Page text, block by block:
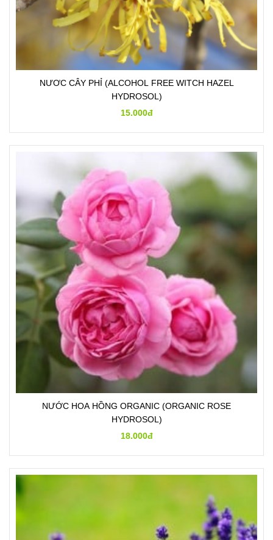
NƯƠC CÂY PHỈ (ALCOHOL FREE WITCH HAZEL
HYDROSOL)
15.000đ
NƯỚC HOA HỒNG ORGANIC (ORGANIC ROSE
HYDROSOL)
18.000đ